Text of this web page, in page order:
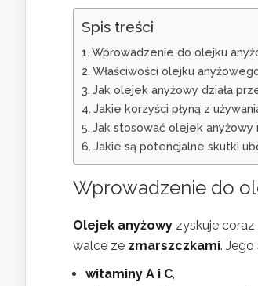
Spis treści
Wprowadzenie do olejku
Właściwości olejku
Jak olejek anyżowy działa
Jakie korzyści płyną z
Jak stosować olejek anyżowy
Jakie są potencjalne skutki
Wprowadzenie do
Olejek anyżowy zyskuje
walce ze zmarszczkami.
witaminy A i C,